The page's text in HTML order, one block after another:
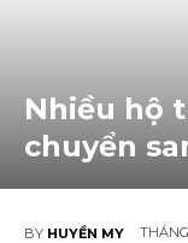
Nhiều hộ
chuyển
BY HUYỀN MY